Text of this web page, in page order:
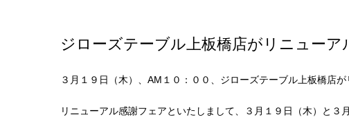
ジローズテーブル上板橋店がリニュー
３月１９日（木）、AM１０：００、ジローズテーブル上板橋店が
リニューアル感謝フェアといたしまして、３月１９日（木）と